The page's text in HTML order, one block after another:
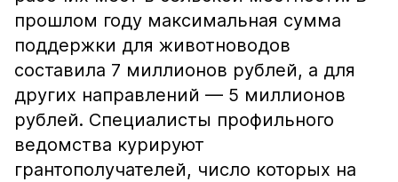
прошлом году максимальная сумма
поддержки для животноводов
составила 7 миллионов рублей, а для
других направлений — 5 миллионов
рублей. Специалисты профильного
ведомства курируют
грантополучателей, число которых на